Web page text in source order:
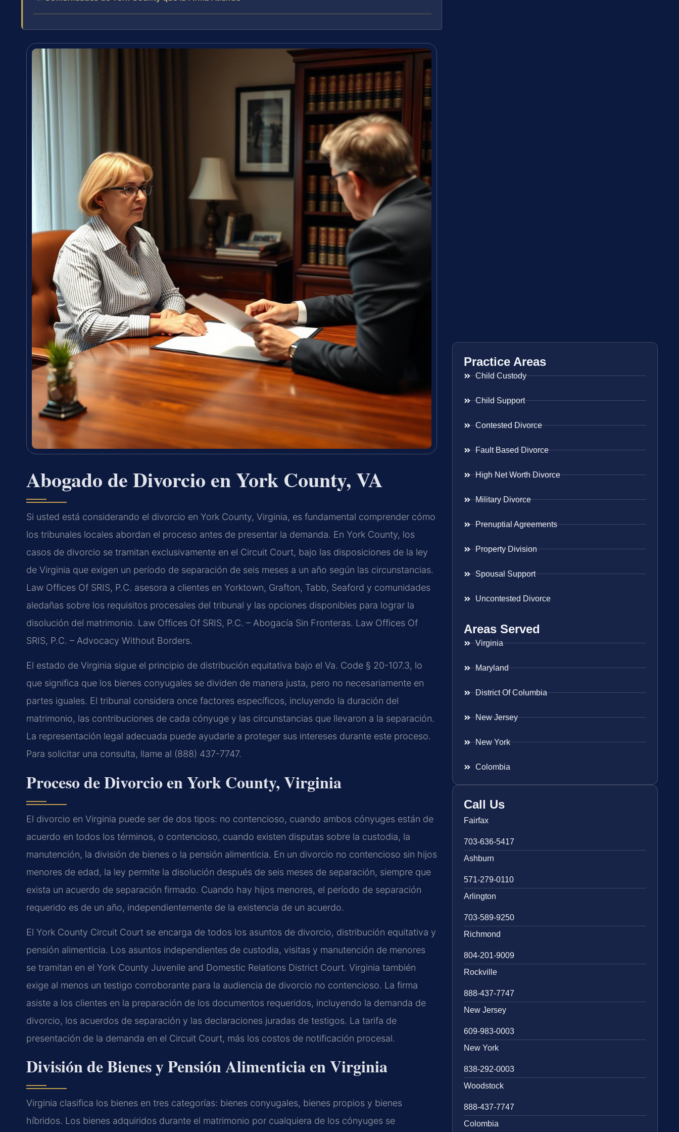
Abogado de Divorcio en York County, VA
Si usted está considerando el divorcio en York County, Virginia, es fundamental comprender cómo
los tribunales locales abordan el proceso antes de presentar la demanda. En York County, los
casos de divorcio se tramitan exclusivamente en el Circuit Court, bajo las disposiciones de la ley
de Virginia que exigen un período de separación de seis meses a un año según las circunstancias.
Law Offices Of SRIS, P.C. asesora a clientes en Yorktown, Grafton, Tabb, Seaford y comunidades
aledañas sobre los requisitos procesales del tribunal y las opciones disponibles para lograr la
disolución del matrimonio. Law Offices Of SRIS, P.C. – Abogacía Sin Fronteras. Law Offices Of
SRIS, P.C. – Advocacy Without Borders.
El estado de Virginia sigue el principio de distribución equitativa bajo el Va. Code § 20-107.3, lo
que significa que los bienes conyugales se dividen de manera justa, pero no necesariamente en
partes iguales. El tribunal considera once factores específicos, incluyendo la duración del
matrimonio, las contribuciones de cada cónyuge y las circunstancias que llevaron a la separación.
La representación legal adecuada puede ayudarle a proteger sus intereses durante este proceso.
Para solicitar una consulta, llame al (888) 437-7747.
Proceso de Divorcio en York County, Virginia
El divorcio en Virginia puede ser de dos tipos: no contencioso, cuando ambos cónyuges están de
acuerdo en todos los términos, o contencioso, cuando existen disputas sobre la custodia, la
manutención, la división de bienes o la pensión alimenticia. En un divorcio no contencioso sin hijos
menores de edad, la ley permite la disolución después de seis meses de separación, siempre que
exista un acuerdo de separación firmado. Cuando hay hijos menores, el período de separación
requerido es de un año, independientemente de la existencia de un acuerdo.
El York County Circuit Court se encarga de todos los asuntos de divorcio, distribución equitativa y
pensión alimenticia. Los asuntos independientes de custodia, visitas y manutención de menores
se tramitan en el York County Juvenile and Domestic Relations District Court. Virginia también
exige al menos un testigo corroborante para la audiencia de divorcio no contencioso. La firma
asiste a los clientes en la preparación de los documentos requeridos, incluyendo la demanda de
divorcio, los acuerdos de separación y las declaraciones juradas de testigos. La tarifa de
presentación de la demanda en el Circuit Court, más los costos de notificación procesal.
División de Bienes y Pensión Alimenticia en Virginia
Virginia clasifica los bienes en tres categorías: bienes conyugales, bienes propios y bienes
híbridos. Los bienes adquiridos durante el matrimonio por cualquiera de los cónyuges se
Practice Areas
Child Custody
Child Support
Contested Divorce
Fault Based Divorce
High Net Worth Divorce
Military Divorce
Prenuptial Agreements
Property Division
Spousal Support
Uncontested Divorce
Areas Served
Virginia
Maryland
District Of Columbia
New Jersey
New York
Colombia
Call Us
Fairfax
703-636-5417
Ashburn
571-279-0110
Arlington
703-589-9250
Richmond
804-201-9009
Rockville
888-437-7747
New Jersey
609-983-0003
New York
838-292-0003
Woodstock
888-437-7747
Colombia